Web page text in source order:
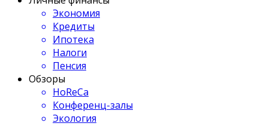
Экономия
Кредиты
Ипотека
Налоги
Пенсия
Обзоры
HoReCa
Конференц-залы
Экология